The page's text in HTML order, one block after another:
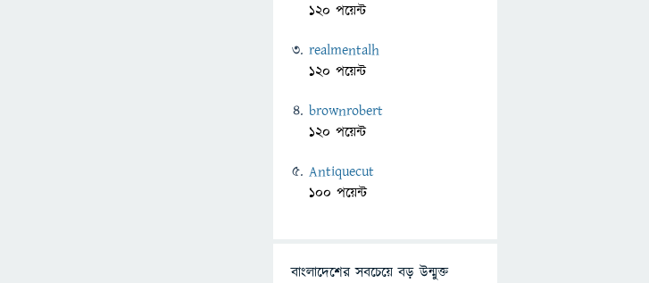
120 পয়েন্ট
realmentalh
120 পয়েন্ট
brownrobert
120 পয়েন্ট
Antiquecut
100 পয়েন্ট
বাংলাদেশের সবচেয়ে বড় উন্মুক্ত